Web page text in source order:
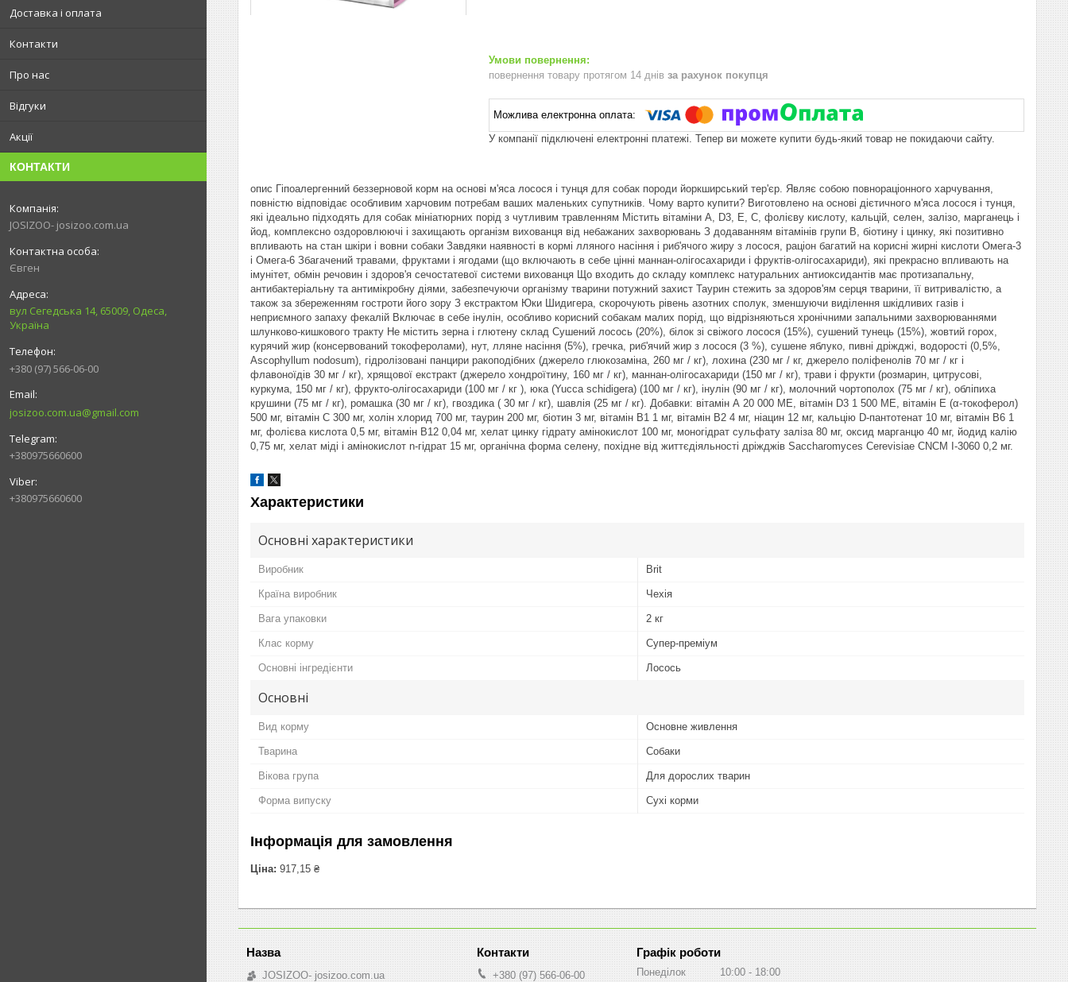
Доставка і оплата
Контакти
Про нас
Відгуки
Акції
КОНТАКТИ
JOSIZOO- josizoo.com.ua
Євген
вул Сегедська 14, 65009, Одеса,
Україна
+380 (97) 566-06-00
josizoo.com.ua@gmail.com
+380975660600
+380975660600
повернення товару протягом 14 днів за рахунок покупця
У компанії підключені електронні платежі. Тепер ви можете купити будь-який товар не покидаючи сайту.
опис Гіпоалергенний беззерновой корм на основі м'яса лосося і тунця для собак породи йоркширський тер'єр. Являє собою повнораціонного харчування,
повністю відповідає особливим харчовим потребам ваших маленьких супутників. Чому варто купити? Виготовлено на основі дієтичного м'яса лосося і тунця,
які ідеально підходять для собак мініатюрних порід з чутливим травленням Містить вітаміни А, D3, Е, С, фолієву кислоту, кальцій, селен, залізо, марганець і
йод, комплексно оздоровлюючі і захищають організм вихованця від небажаних захворювань З додаванням вітамінів групи В, біотину і цинку, які позитивно
впливають на стан шкіри і вовни собаки Завдяки наявності в кормі лляного насіння і риб'ячого жиру з лосося, раціон багатий на корисні жирні кислоти Омега-3
і Омега-6 Збагачений травами, фруктами і ягодами (що включають в себе цінні маннан-олігосахариди і фруктів-олігосахариди), які прекрасно впливають на
імунітет, обмін речовин і здоров'я сечостатевої системи вихованця Що входить до складу комплекс натуральних антиоксидантів має протизапальну,
антибактеріальну та антимікробну діями, забезпечуючи організму тварини потужний захист Таурин стежить за здоров'ям серця тварини, її витривалістю, а
також за збереженням гостроти його зору З екстрактом Юки Шидигера, скорочують рівень азотних сполук, зменшуючи виділення шкідливих газів і
неприємного запаху фекалій Включає в себе інулін, особливо корисний собакам малих порід, що відрізняються хронічними запальними захворюваннями
шлунково-кишкового тракту Не містить зерна і глютену склад Сушений лосось (20%), білок зі свіжого лосося (15%), сушений тунець (15%), жовтий горох,
курячий жир (консервований токоферолами), нут, лляне насіння (5%), гречка, риб'ячий жир з лосося (3 %), сушене яблуко, пивні дріжджі, водорості (0,5%,
Ascophyllum nodosum), гідролізовані панцири ракоподібних (джерело глюкозаміна, 260 мг / кг), лохина (230 мг / кг, джерело поліфенолів 70 мг / кг і
флавоноїдів 30 мг / кг), хрящової екстракт (джерело хондроїтину, 160 мг / кг), маннан-олігосахариди (150 мг / кг), трави і фрукти (розмарин, цитрусові,
куркума, 150 мг / кг), фрукто-олігосахариди (100 мг / кг ), юка (Yucca schidigera) (100 мг / кг), інулін (90 мг / кг), молочний чортополох (75 мг / кг), обліпиха
крушини (75 мг / кг), ромашка (30 мг / кг), гвоздика ( 30 мг / кг), шавлія (25 мг / кг). Добавки: вітамін А 20 000 ME, вітамін D3 1 500 ME, вітамін E (α-токоферол)
500 мг, вітамін С 300 мг, холін хлорид 700 мг, таурин 200 мг, біотин 3 мг, вітамін В1 1 мг, вітамін В2 4 мг, ніацин 12 мг, кальцію D-пантотенат 10 мг, вітамін В6 1
мг, фолієва кислота 0,5 мг, вітамін В12 0,04 мг, хелат цинку гідрату амінокислот 100 мг, моногідрат сульфату заліза 80 мг, оксид марганцю 40 мг, йодид калію
0,75 мг, хелат міді і амінокислот n-гідрат 15 мг, органічна форма селену, похідне від життєдіяльності дріжджів Saccharomyces Cerevisiae CNCM I-3060 0,2 мг.
Характеристики
Основні характеристики
Виробник Brit
Країна виробник Чехія
Вага упаковки 2 кг
Клас корму Супер-преміум
Основні інгредієнти Лосось
Основні
Вид корму Основне живлення
Тварина Собаки
Вікова група Для дорослих тварин
Форма випуску Сухі корми
Інформація для замовлення
Ціна: 917,15 ₴
JOSIZOO- josizoo.com.ua +380 (97) 566-06-00
Графік роботи
Понеділок 10:00 18:00